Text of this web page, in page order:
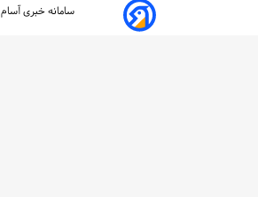
سامانه خبری آسام